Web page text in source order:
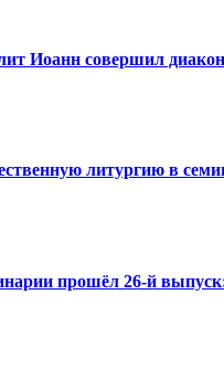
Иоанн совершил
литургию в
прошёл 26-й